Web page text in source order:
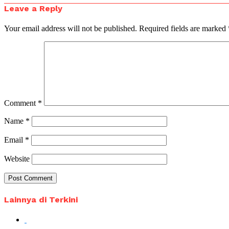
Leave a Reply
Your email address will not be published. Required fields are marked
Comment *
Name *
Email *
Website
Lainnya di Terkini